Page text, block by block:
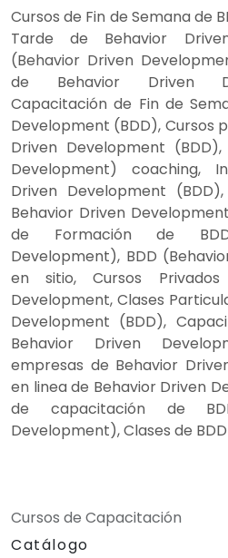
Cursos de Fin de Semana de
Tarde de Behavior
(Behavior Driven
de Behavior Driven
Capacitación de Fin de
Development (BDD), Cursos
Driven Development
Development) coaching,
Driven Development
Behavior Driven
de Formación de
Development), BDD
en sitio, Cursos
Development, Clases
Development (BDD),
Behavior Driven
empresas de Behavior
en linea de Behavior Driven
de capacitación de
Development), Clases de BDD
Cursos de Capacitación
Catálogo